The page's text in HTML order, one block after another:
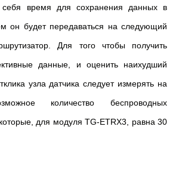
себя время для сохранения данных в
он будет передаваться на следующий
Для того чтобы получить
данные, и оценить наихудший
узла датчика следует измерять на
количество беспроводных
для модуля TG-ETRX3, равна 30